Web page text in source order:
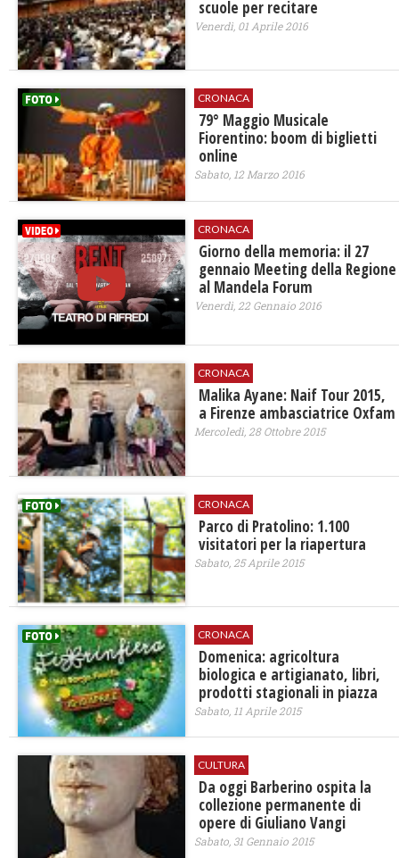
scuole per recitare
Venerdì, 01 Aprile 2016
CRONACA
79° Maggio Musicale
Fiorentino: boom di biglietti
online
Sabato, 12 Marzo 2016
CRONACA
Giorno della memoria: il 27
gennaio Meeting della Regione
al Mandela Forum
Venerdì, 22 Gennaio 2016
CRONACA
Malika Ayane: Naif Tour 2015,
a Firenze ambasciatrice Oxfam
Mercoledì, 28 Ottobre 2015
CRONACA
Parco di Pratolino: 1.100
visitatori per la riapertura
Sabato, 25 Aprile 2015
CRONACA
Domenica: agricoltura
biologica e artigianato, libri,
prodotti stagionali in piazza
Sabato, 11 Aprile 2015
CULTURA
Da oggi Barberino ospita la
collezione permanente di
opere di Giuliano Vangi
Sabato, 31 Gennaio 2015